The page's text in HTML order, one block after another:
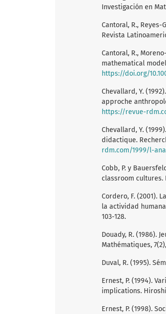
Investigación en
Cantoral, R.,
Revista
Cantoral, R.,
mathematical
https://doi.org/
Chevallard, Y.
approche
https://revue-
Chevallard, Y.
didactique.
rdm.com/1999/l-
Cobb, P. y
classroom cultures.
Cordero, F. (2001).
la actividad
103-128.
Douady, R. (1986).
Mathématiques,
Duval, R. (1995).
Ernest, P. (1994).
implications.
Ernest, P. (1998).